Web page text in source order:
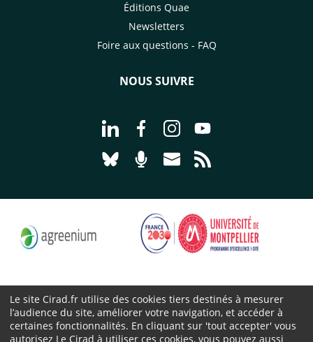
Éditions Quae
Newsletters
Foire aux questions - FAQ
NOUS SUIVRE
Aller à la page Nous suivre sur
Aller à la page Nous suivre sur
Aller à la page Nous
Aller à la page
Aller à la page Nous suivre sur
Aller à la page Nourrir le
Aller à la page Nous
Cirad 2026 ©
Mentions légales
Le site Cirad.fr utilise des cookies tiers destinés à mesurer
l’audience du site, améliorer votre navigation, et accéder à
certaines fonctionnalités. En cliquant sur 'tout accepter' vous
autorisez Le Cirad à utiliser ces cookies, vous pouvez aussi